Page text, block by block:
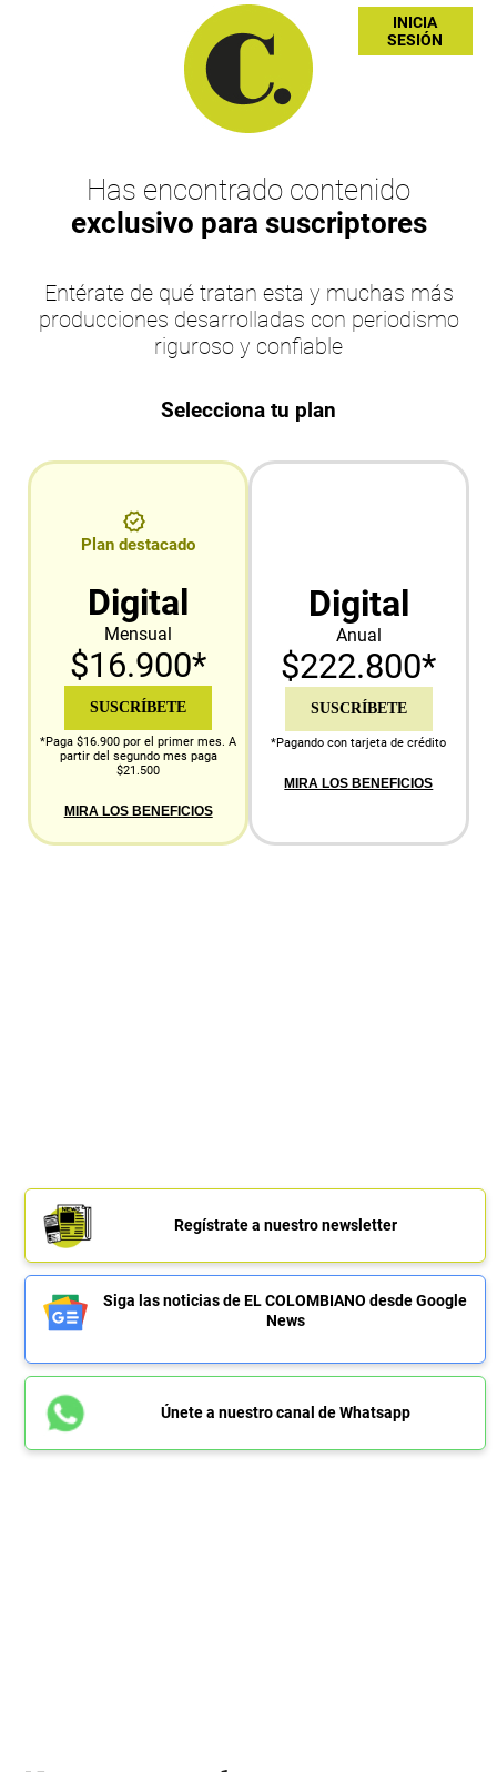
INICIA
SESIÓN
Has encontrado contenido
exclusivo para suscriptores
Entérate de qué tratan esta y muchas más
producciones desarrolladas con periodismo
riguroso y confiable
Selecciona tu plan
Plan destacado
Digital
Mensual
$16.900*
SUSCRÍBETE
*Paga $16.900 por el primer mes. A
partir del segundo mes paga
$21.500
MIRA LOS BENEFICIOS
Digital
Anual
$222.800*
SUSCRÍBETE
*Pagando con tarjeta de crédito
MIRA LOS BENEFICIOS
Regístrate a nuestro newsletter
Siga las noticias de EL COLOMBIANO desde Google
News
Únete a nuestro canal de Whatsapp